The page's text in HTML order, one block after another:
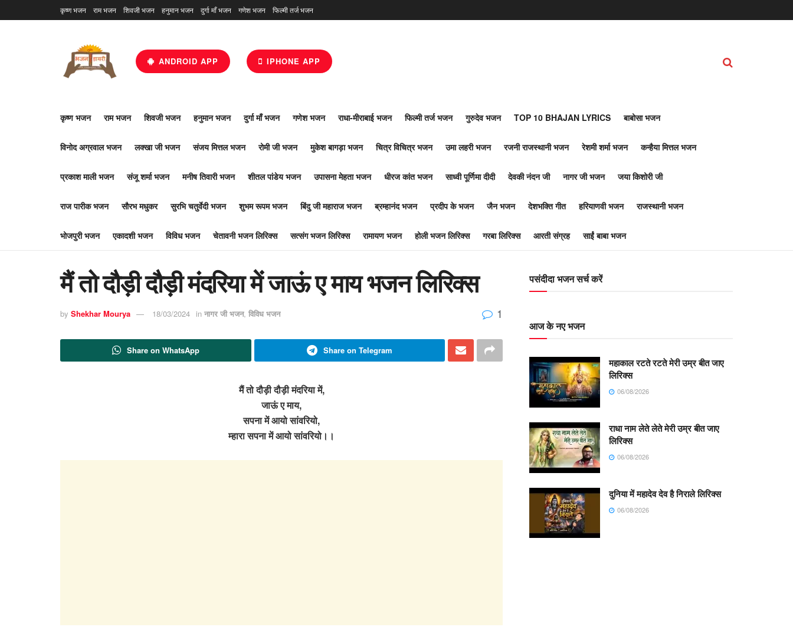
कृष्ण भजन राम भजन शिवजी भजन हनुमान भजन दुर्गा माँ भजन गणेश भजन फिल्मी तर्ज भजन
ANDROID APP IPHONE APP
कृष्ण भजन राम भजन शिवजी भजन हनुमान भजन दुर्गा माँ भजन गणेश भजन राधा-मीराबाई भजन फिल्मी तर्ज भजन गुरुदेव भजन TOP 10 BHAJAN LYRICS बाबोसा भजन
विनोद अग्रवाल भजन लक्खा जी भजन संजय मित्तल भजन रोमी जी भजन मुकेश बागड़ा भजन चित्र विचित्र भजन उमा लहरी भजन रजनी राजस्थानी भजन रेशमी शर्मा भजन कन्हैया मित्तल भजन
प्रकाश माली भजन संजू शर्मा भजन मनीष तिवारी भजन शीतल पांडेय भजन उपासना मेहता भजन धीरज कांत भजन साध्वी पूर्णिमा दीदी देवकी नंदन जी नागर जी भजन जया किशोरी जी
राज पारीक भजन सौरभ मधुकर सुरभि चतुर्वेदी भजन शुभम रूपम भजन बिंदु जी महाराज भजन ब्रम्हानंद भजन प्रदीप के भजन जैन भजन देशभक्ति गीत हरियाणवी भजन राजस्थानी भजन
भोजपुरी भजन एकादशी भजन विविध भजन चेतावनी भजन लिरिक्स सत्संग भजन लिरिक्स रामायण भजन होली भजन लिरिक्स गरबा लिरिक्स आरती संग्रह साईं बाबा भजन
मैं तो दौड़ी दौड़ी मंदरिया में जाऊं ए माय भजन लिरिक्स
by Shekhar Mourya 18/03/2024 in नागर जी भजन, विविध भजन 1
Share on WhatsApp Share on Telegram
मैं तो दौड़ी दौड़ी मंदरिया में,
जाऊं ए माय,
सपना में आयो सांवरियो,
म्हारा सपना में आयो सांवरियो।।
पसंदीदा भजन सर्च करें
आज के नए भजन
महाकाल रटते रटते मेरी उम्र बीत जाए
लिरिक्स
06/08/2026
राधा नाम लेते लेते मेरी उम्र बीत जाए
लिरिक्स
06/08/2026
दुनिया में महादेव देव है निराले लिरिक्स
06/08/2026